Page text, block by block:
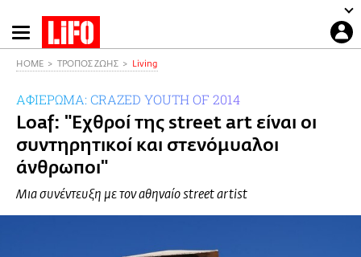
Παράκαμψη
προς
περιεχόμενο
HOME ΤΡΟΠΟΣ ΖΩΗΣ Living
ΑΦΙΕΡΩΜΑ: CRAZED YOUTH OF 2014
Loaf: "Εχθροί της street art είναι οι
συντηρητικοί και στενόμυαλοι
άνθρωποι"
Μια συνέντευξη με τον αθηναίο street artist